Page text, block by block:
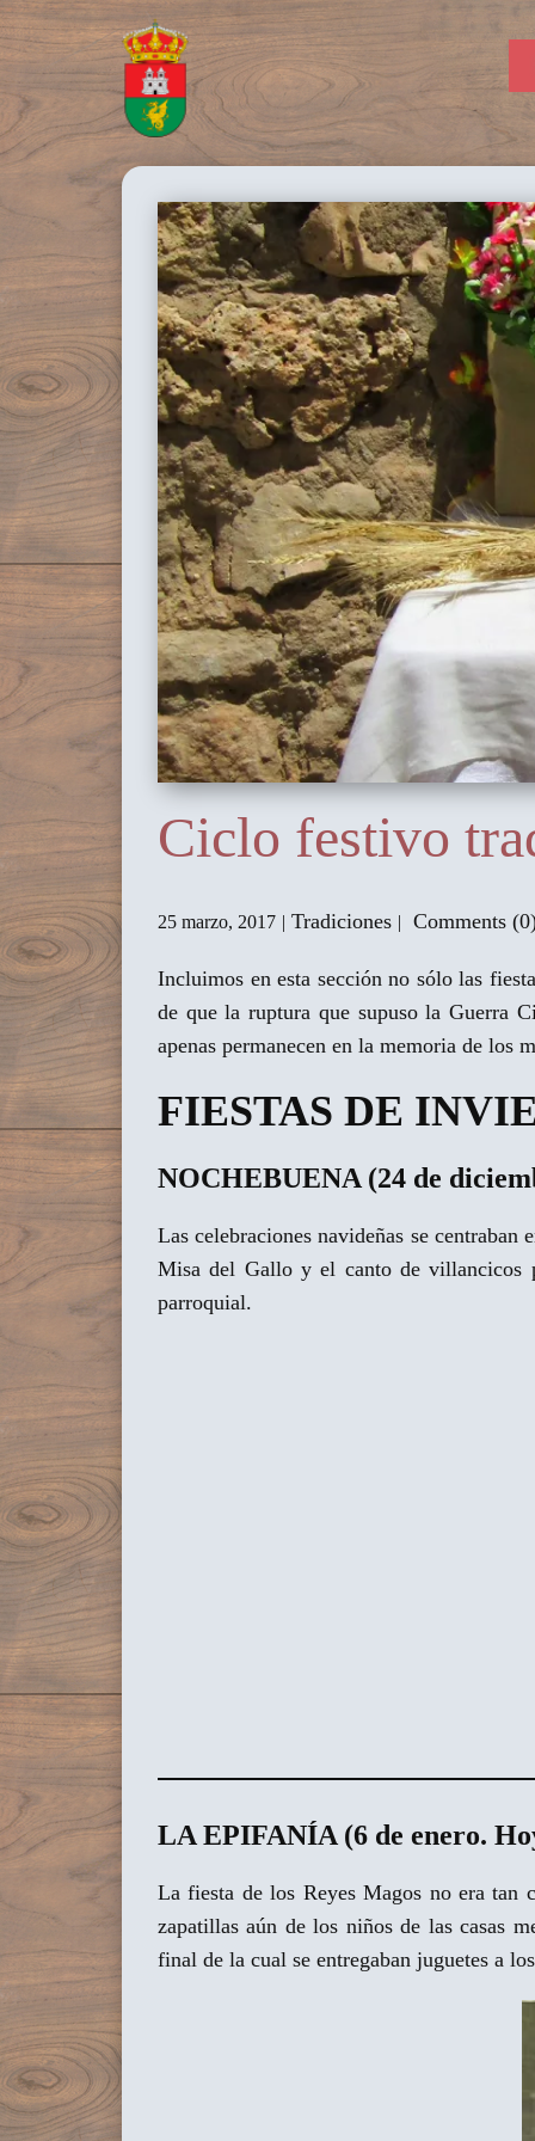
Ciclo festivo
25 marzo, 2017 Tradiciones Comments
Incluimos en esta sección no sólo las
de que la ruptura que supuso la Guerra
apenas permanecen en la memoria de los
FIESTAS DE
NOCHEBUENA (24 de
Las celebraciones navideñas se
Misa del Gallo y el canto de villancicos
parroquial.
LA EPIFANÍA (6 de enero.
La fiesta de los Reyes Magos no era tan
zapatillas aún de los niños de las casas
final de la cual se entregaban juguetes a